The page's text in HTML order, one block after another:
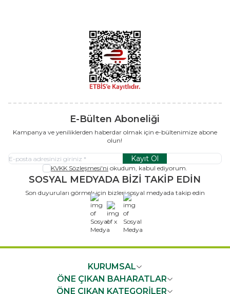
E-Bülten Aboneliği
Kampanya ve yeniliklerden haberdar olmak için e-bültenimize abone
olun!
Kayıt Ol
KVKK Sözleşmesi'ni okudum, kabul ediyorum.
SOSYAL MEDYADA BİZİ TAKİP EDİN
Son duyuruları görmek için bizleri sosyal medyada takip edin
x
KURUMSAL
ÖNE ÇIKAN BAHARATLAR
ÖNE ÇIKAN KATEGORİLER